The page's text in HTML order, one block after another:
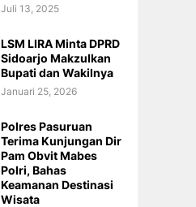
Juli 13, 2025
LSM LIRA Minta DPRD
Sidoarjo Makzulkan
Bupati dan Wakilnya
Januari 25, 2026
Polres Pasuruan
Terima Kunjungan Dir
Pam Obvit Mabes
Polri, Bahas
Keamanan Destinasi
Wisata